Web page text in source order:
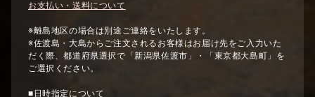
お支払い・送料について
※離島地区の場合は別途ご連絡をいたします。
※佐渡島・大島からご注文されるお客様はお届け先をご入力いた
だく際、都道府県選択で「新潟県佐渡市」・「東京都大島町」を
ご選択ください。
■日時指定について